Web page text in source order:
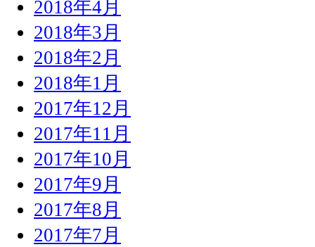
2018年4月
2018年3月
2018年2月
2018年1月
2017年12月
2017年11月
2017年10月
2017年9月
2017年8月
2017年7月